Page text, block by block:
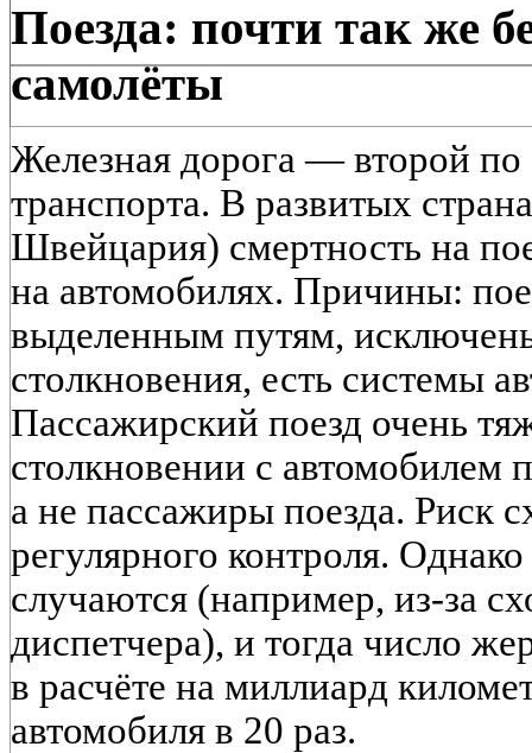
Поезда: почти так же
самолёты
Железная дорога — второй по
транспорта. В развитых
Швейцария) смертность на
на автомобилях. Причины:
выделенным путям,
столкновения, есть системы
Пассажирский поезд очень
столкновении с автомобилем
а не пассажиры поезда. Риск
регулярного контроля.
случаются (например, из-за
диспетчера), и тогда число
в расчёте на миллиард
автомобиля в 20 раз.